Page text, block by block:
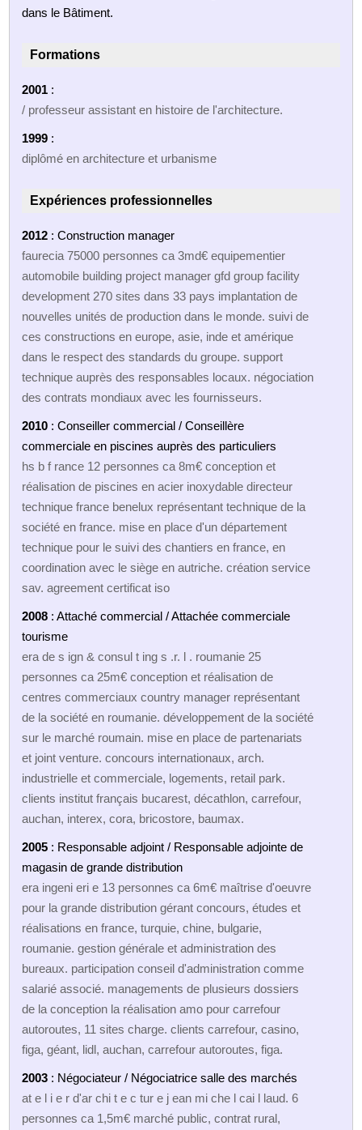
dans le Bâtiment.
Formations
2001 :
/ professeur assistant en histoire de l'architecture.
1999 :
diplômé en architecture et urbanisme
Expériences professionnelles
2012 : Construction manager
faurecia 75000 personnes ca 3md€ equipementier
automobile building project manager gfd group facility
development 270 sites dans 33 pays implantation de
nouvelles unités de production dans le monde. suivi de
ces constructions en europe, asie, inde et amérique
dans le respect des standards du groupe. support
technique auprès des responsables locaux. négociation
des contrats mondiaux avec les fournisseurs.
2010 : Conseiller commercial / Conseillère
commerciale en piscines auprès des particuliers
hs b f rance 12 personnes ca 8m€ conception et
réalisation de piscines en acier inoxydable directeur
technique france benelux représentant technique de la
société en france. mise en place d'un département
technique pour le suivi des chantiers en france, en
coordination avec le siège en autriche. création service
sav. agreement certificat iso
2008 : Attaché commercial / Attachée commerciale
tourisme
era de s ign & consul t ing s .r. l . roumanie 25
personnes ca 25m€ conception et réalisation de
centres commerciaux country manager représentant
de la société en roumanie. développement de la société
sur le marché roumain. mise en place de partenariats
et joint venture. concours internationaux, arch.
industrielle et commerciale, logements, retail park.
clients institut français bucarest, décathlon, carrefour,
auchan, interex, cora, bricostore, baumax.
2005 : Responsable adjoint / Responsable adjointe de
magasin de grande distribution
era ingeni eri e 13 personnes ca 6m€ maîtrise d'oeuvre
pour la grande distribution gérant concours, études et
réalisations en france, turquie, chine, bulgarie,
roumanie. gestion générale et administration des
bureaux. participation conseil d'administration comme
salarié associé. managements de plusieurs dossiers
de la conception la réalisation amo pour carrefour
autoroutes, 11 sites charge. clients carrefour, casino,
figa, géant, lidl, auchan, carrefour autoroutes, figa.
2003 : Négociateur / Négociatrice salle des marchés
at e l i e r d'ar chi t e c tur e j ean mi che l cai l laud. 6
personnes ca 1,5m€ marché public, contrat rural,